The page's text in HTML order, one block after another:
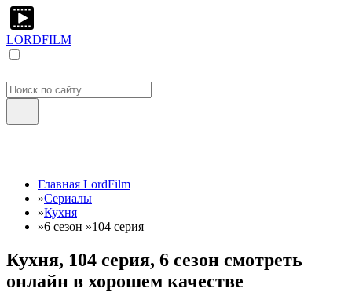
LORDFILM
Главная LordFilm
»Сериалы
»Кухня
»6 сезон »104 серия
Кухня, 104 серия, 6 сезон смотреть
онлайн в хорошем качестве